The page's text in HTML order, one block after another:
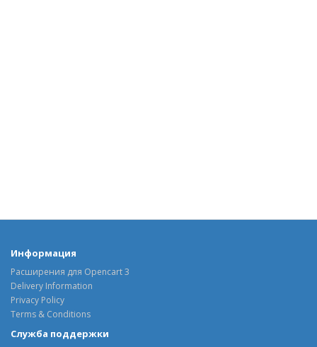
Информация
Расширения для Opencart 3
Delivery Information
Privacy Policy
Terms & Conditions
Служба поддержки